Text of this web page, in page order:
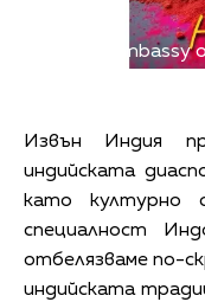
Снимка: Embassy
Извън Индия
индийската
като културно
специалност
отбелязваме по-
индийската